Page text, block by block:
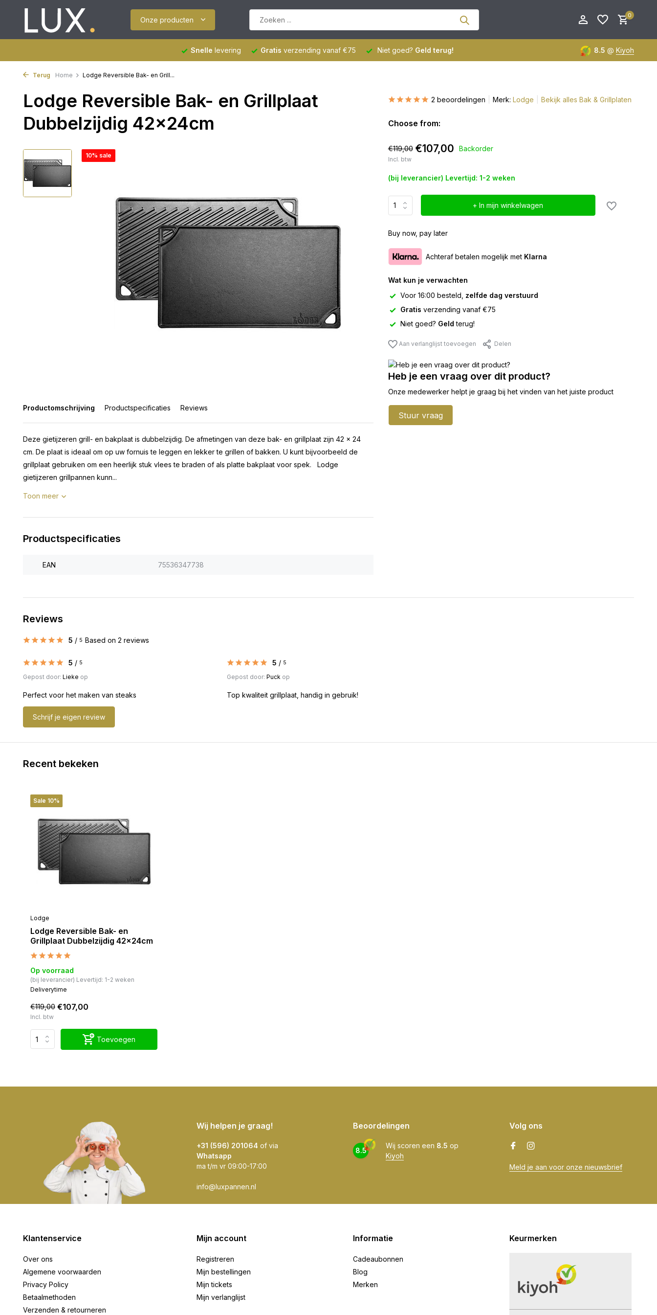
Onze producten
0
Snelle levering Gratis verzending vanaf €75 Niet goed? Geld terug! 8.5 @ Kiyoh
Terug Home Lodge Reversible Bak- en Grill...
Lodge Reversible Bak- en Grillplaat
Dubbelzijdig 42x24cm
10% sale
Productomschrijving Productspecificaties Reviews
Deze gietijzeren grill- en bakplaat is dubbelzijdig. De afmetingen van deze bak- en grillplaat zijn 42 x 24
cm. De plaat is ideaal om op uw fornuis te leggen en lekker te grillen of bakken. U kunt bijvoorbeeld de
grillplaat gebruiken om een ​​heerlijk stuk vlees te braden of als platte bakplaat voor spek. Lodge
gietijzeren grillpannen kunn...
Toon meer
Productspecificaties
EAN 75536347738
2 beoordelingen Merk: Lodge Bekijk alles Bak & Grillplaten
Choose from:
€119,00 €107,00 Backorder
Incl. btw
(bij leverancier) Levertijd: 1-2 weken
+ In mijn winkelwagen
Buy now, pay later
Achteraf betalen mogelijk met Klarna
Wat kun je verwachten
Voor 16:00 besteld, zelfde dag verstuurd
Gratis verzending vanaf €75
Niet goed? Geld terug!
Aan verlanglijst toevoegen Delen
Heb je een vraag over dit product?
Onze medewerker helpt je graag bij het vinden van het juiste product
Stuur vraag
Reviews
5 / 5 Based on 2 reviews
5 / 5
Gepost door: Lieke op
Perfect voor het maken van steaks
5 / 5
Gepost door: Puckop
Top kwaliteit grillplaat, handig in gebruik!
Schrijf je eigen review
Recent bekeken
Sale 10%
Lodge
Lodge Reversible Bak- en
Grillplaat Dubbelzijdig 42x24cm
Op voorraad
(bij leverancier) Levertijd: 1-2 weken
Deliverytime
€119,00 €107,00
Incl. btw
Toevoegen
Wij helpen je graag!
+31 (596) 201064 of via
Whatsapp
ma t/m vr 09:00-17:00
info@luxpannen.nl
Beoordelingen
8.5
Wij scoren een 8.5 op
Kiyoh
Volg ons
Meld je aan voor onze nieuwsbrief
Klantenservice
Over ons
Algemene voorwaarden
Privacy Policy
Betaalmethoden
Verzenden & retourneren
Mijn account
Registreren
Mijn bestellingen
Mijn tickets
Mijn verlanglijst
Informatie
Cadeaubonnen
Blog
Merken
Keurmerken